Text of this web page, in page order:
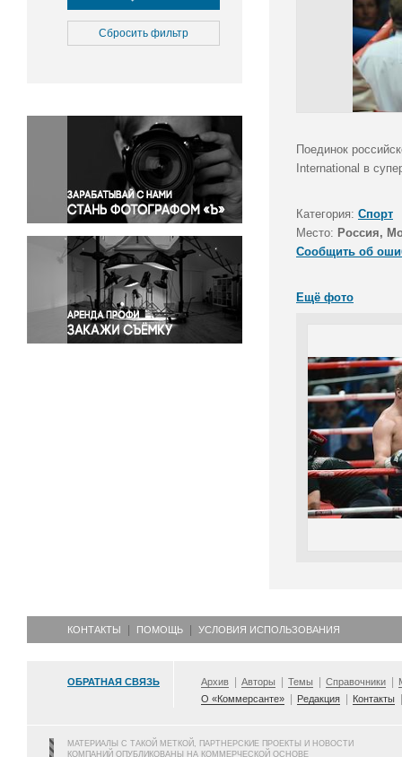
Культура
Медицина
Окружающая среда
Политика
Правосудие
Происшествия и конфликты
Религия
Светская жизнь
Спорт
Экология
Экономика и бизнес
Сбросить фильтр
Поединок
International в
Категория: Спорт
Место: Россия,
Сообщить об
Ещё фото
КОНТАКТЫ ПОМОЩЬ УСЛОВИЯ ИСПОЛЬЗОВАНИЯ
ОБРАТНАЯ СВЯЗЬ Архив Авторы Темы Справочники
О «Коммерсанте»
Редакция Контакты
МАТЕРИАЛЫ С ТАКОЙ МЕТКОЙ, ПАРТНЕРСКИЕ ПРОЕКТЫ И НОВОСТИ
КОМПАНИЙ ОПУБЛИКОВАНЫ НА КОММЕРЧЕСКОЙ ОСНОВЕ